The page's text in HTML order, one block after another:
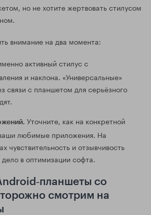
но не хотите жертвовать стилусом
внимание на два момента:
активный стилус с
и наклона. «Универсальные»
связи с планшетом для серьёзного
Уточните, как на конкретной
любимые приложения. На
чувствительность и отзывчивость
в оптимизации софта.
со
смотрим на